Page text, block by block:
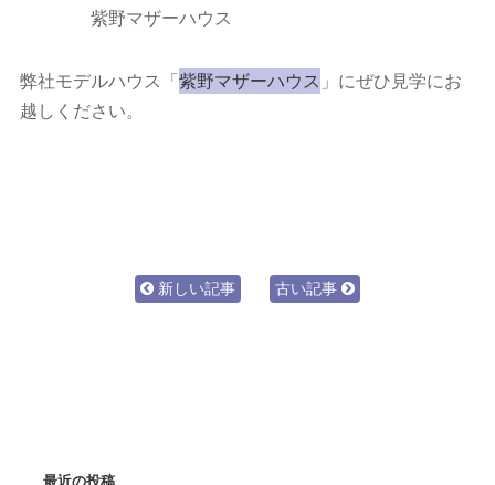
紫野マザーハウス
弊社モデルハウス「 紫野マザーハウス 」にぜひ見学にお
越しください。
新しい記事 古い記事
最近の投稿